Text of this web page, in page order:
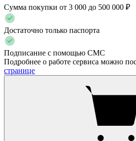
Сумма покупки от 3 000 до 500 000 ₽
Достаточно только паспорта
Подписание с помощью СМС
Подробнее о работе сервиса можно
странице